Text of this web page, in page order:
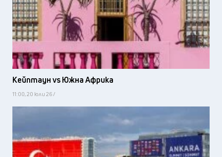
Кейптаун vs Южна Африка
11:00, 20 юли 26 /